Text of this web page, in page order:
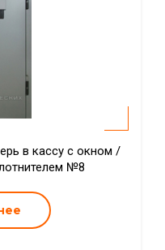
в кассу с окном /
№8